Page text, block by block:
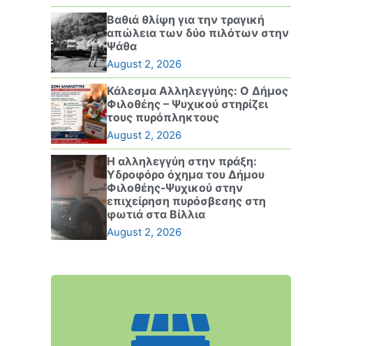
Βαθιά θλίψη για την τραγική
απώλεια των δύο πιλότων στην
Ψάθα
August 2, 2026
Κάλεσμα Αλληλεγγύης: Ο Δήμος
Φιλοθέης – Ψυχικού στηρίζει
τους πυρόπληκτους
August 2, 2026
Η αλληλεγγύη στην πράξη:
Υδροφόρο όχημα του Δήμου
Φιλοθέης-Ψυχικού στην
επιχείρηση πυρόσβεσης στη
φωτιά στα Βίλλια
August 2, 2026